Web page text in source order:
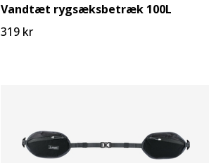
Vandtæt rygsæksbetræk 100L
319 kr